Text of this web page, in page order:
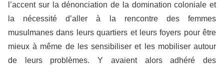
l’accent sur la dénonciation de la domination coloniale et
la nécessité d’aller à la rencontre des femmes
musulmanes dans leurs quartiers et leurs foyers pour être
mieux à même de les sensibiliser et les mobiliser autour
de leurs problèmes. Y avaient alors adhéré des